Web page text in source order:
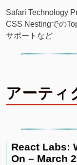
Safari Technology
CSS Nestingでの
サポートなど
アーティ
React Labs:
On – March